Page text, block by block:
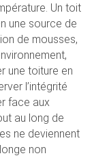
Un toit
une source de
de mousses,
une toiture en
l’intégrité
face aux
au long de
ne deviennent
non